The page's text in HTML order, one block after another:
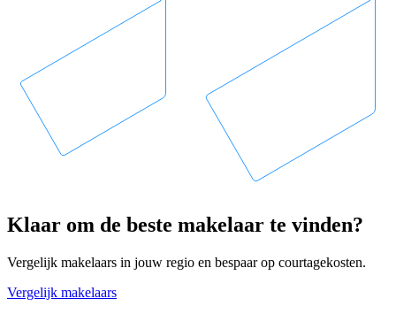
Klaar om de beste makelaar te vinden?
Vergelijk makelaars in jouw regio en bespaar op courtagekosten.
Vergelijk makelaars